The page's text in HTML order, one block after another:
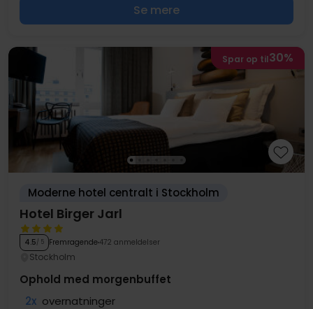
Se mere
Spar op til30%
Moderne hotel centralt i Stockholm
Hotel Birger Jarl
4.5/ 5 Fremragende 472 anmeldelser
Stockholm
Ophold med morgenbuffet
2x overnatninger